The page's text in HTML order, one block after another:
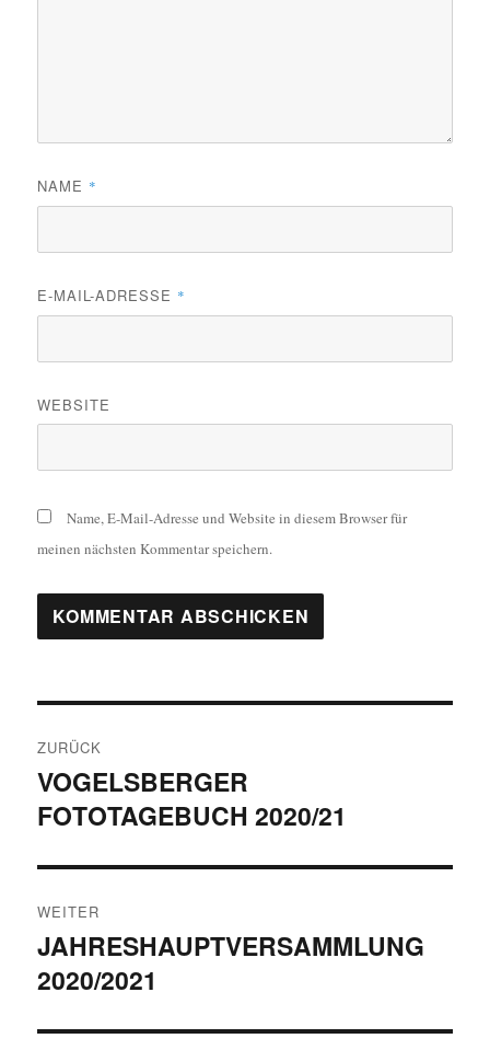
NAME *
E-MAIL-ADRESSE *
WEBSITE
Name, E-Mail-Adresse und Website in diesem Browser für
meinen nächsten Kommentar speichern.
ZURÜCK
Vorheriger
Beitrag:
VOGELSBERGER
FOTOTAGEBUCH 2020/21
WEITER
Nächster
Beitrag:
JAHRESHAUPTVERSAMMLUNG
2020/2021